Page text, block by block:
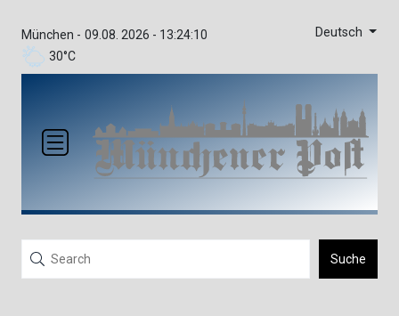
München -
30°C
09.08. 2026 - 13:24:10 Deutsch
Suche